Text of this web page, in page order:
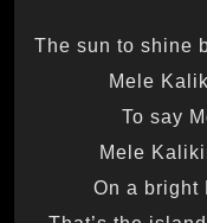
The sun to shine
Mele
To say
Mele
On a bright